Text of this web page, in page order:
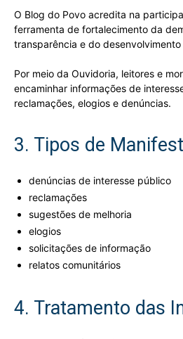
O Blog do Povo acredita na
ferramenta de fortalecimento da
transparência e do
Por meio da Ouvidoria, leitores e
encaminhar informações de
reclamações, elogios e denúncias.
3. Tipos de
denúncias de interesse público
reclamações
sugestões de melhoria
elogios
solicitações de informação
relatos comunitários
4. Tratamento das